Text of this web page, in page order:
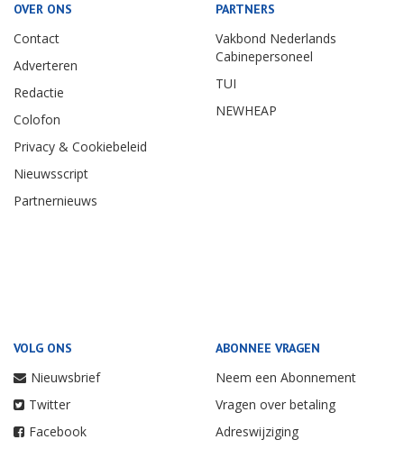
OVER ONS
Contact
Adverteren
Redactie
Colofon
Privacy & Cookiebeleid
Nieuwsscript
Partnernieuws
PARTNERS
Vakbond Nederlands
Cabinepersoneel
TUI
NEWHEAP
VOLG ONS
Nieuwsbrief
Twitter
Facebook
ABONNEE VRAGEN
Neem een Abonnement
Vragen over betaling
Adreswijziging